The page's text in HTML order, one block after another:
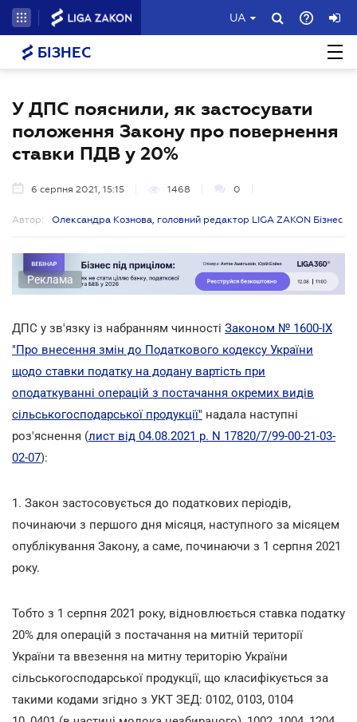
UA
БІЗНЕС
У ДПС пояснили, як застосувати
положення Закону про повернення
ставки ПДВ у 20%
6 серпня 2021, 15:15 1468 0
Автор: Олександра Кознова, головний редактор LIGA ZAKON Бізнес
Реклама
ДПС у зв'язку із набранням чинності Законом № 1600-ІХ
"Про внесення змін до Податкового кодексу України
щодо ставки податку на додану вартість при
оподаткуванні операцій з постачання окремих видів
сільськогосподарської продукції" надала наступні
роз'яснення (лист від 04.08.2021 р. N 17820/7/99-00-21-03-
02-07):
1. Закон застосовується до податкових періодів,
починаючи з першого дня місяця, наступного за місяцем
опублікування Закону, а саме, починаючи з 1 серпня 2021
року.
Тобто з 1 серпня 2021 року, відновлюється ставка податку
20% для операцій з постачання на митній території
України та ввезення на митну територію України
сільськогосподарської продукції, що класифікується за
такими кодами згідно з УКТ ЗЕД: 0102, 0103, 0104